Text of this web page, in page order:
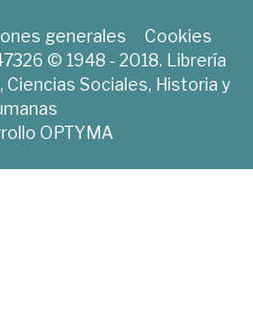
generales
Cookies
© 1948 - 2018. Librería
Sociales, Historia y
OPTYMA